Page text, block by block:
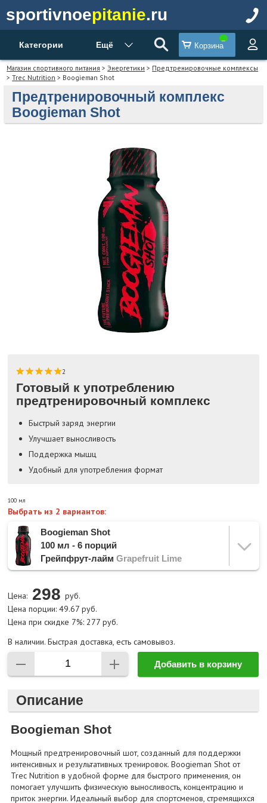
sportivnoepitanie.ru
Категории Ещё Корзина
Магазин спортивного питания >Энергетики > Предтренировочные комплексы
>Trec Nutrition > Boogieman Shot
Предтренировочный комплекс
Boogieman Shot
2
Готовый к употреблению
предтренировочный комплекс
Быстрый заряд энергии
Улучшает выносливость
Поддержка мышц
Удобный для употребления формат
100 мл
Выбрать из 2 вариантов:
Boogieman Shot
100 мл - 6 порций
Грейпфрут-лаймGrapefruit Lime
Цена: 298 руб.
Цена порции: 49.67 руб.
Цена при скидке 7%: 277 руб.
В наличии. Быстрая доставка, есть самовывоз.
Добавить в корзину
Описание
Boogieman Shot
Мощный предтренировочный шот, созданный для поддержки
интенсивных и результативных тренировок. Boogieman Shot от
Trec Nutrition в удобной форме для быстрого применения, он
помогает улучшить физическую выносливость, концентрацию и
приток энергии. Идеальный выбор для спортсменов, стремящихся